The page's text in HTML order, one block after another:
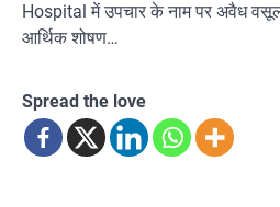
Hospital में उपचार के नाम पर अवैध
आर्थिक शोषण…
Spread the love